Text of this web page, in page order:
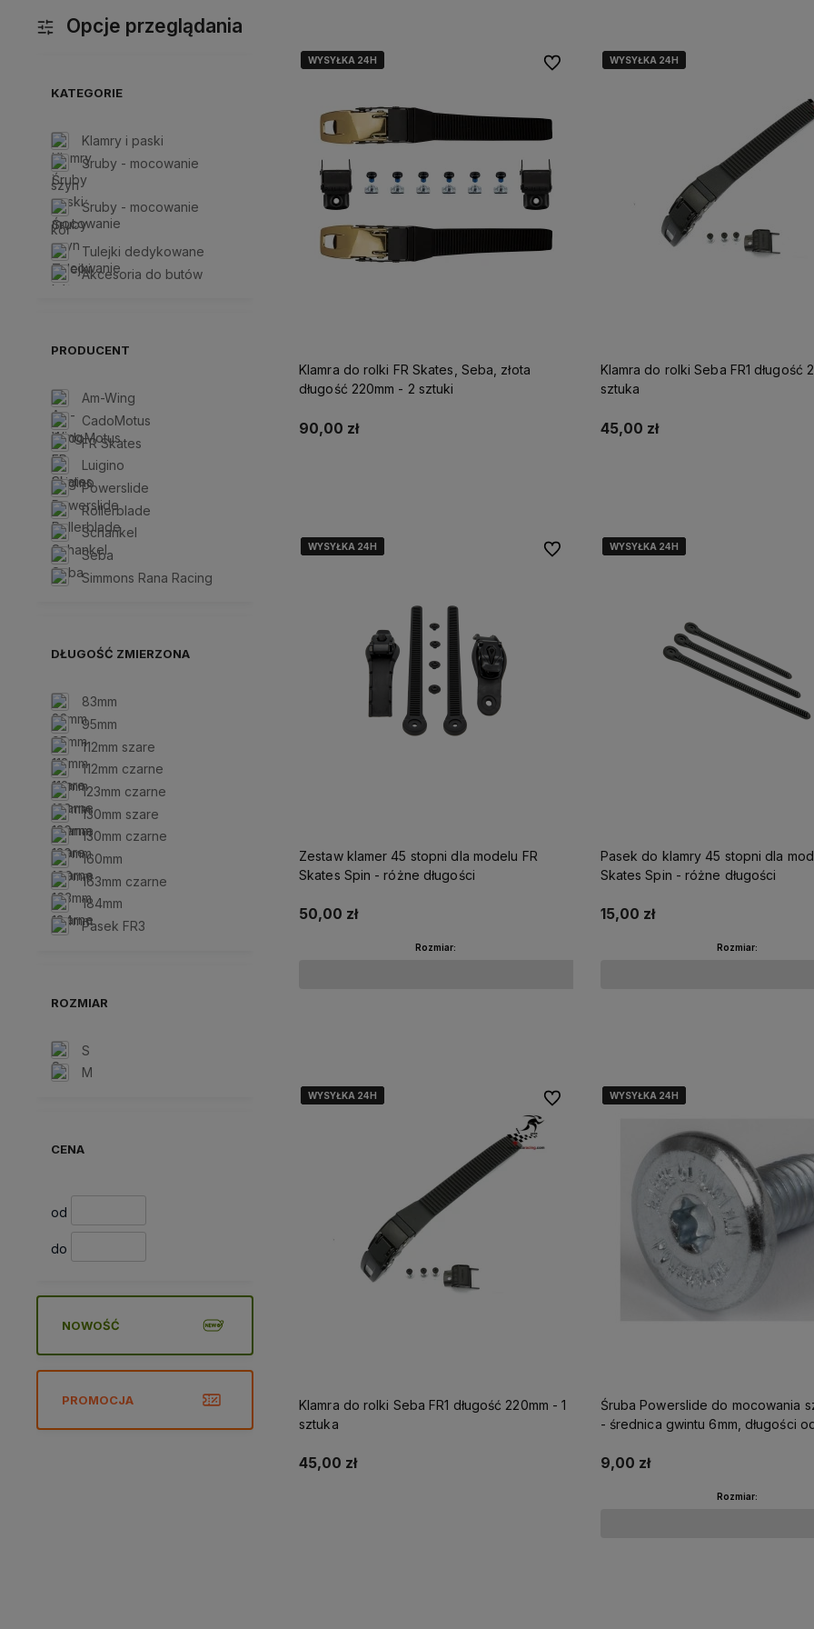
Opcje przeglądania
KATEGORIE
Klamry i paski
Śruby - mocowanie
szyn
Śruby - mocowanie
kół
Tulejki dedykowane
Akcesoria do butów
PRODUCENT
Am-Wing
CadoMotus
FR Skates
Luigino
Powerslide
Rollerblade
Schankel
Seba
Simmons Rana Racing
DŁUGOŚĆ ZMIERZONA
83mm
95mm
112mm szare
112mm czarne
123mm czarne
130mm szare
130mm czarne
160mm
163mm czarne
184mm
Pasek FR3
ROZMIAR
S
M
CENA
od
do
NOWOŚĆ
PROMOCJA
WYSYŁKA 24H
WYSYŁKA 24H
Klamra do rolki FR Skates, Seba, złota
długość 220mm - 2 sztuki
90,00 zł
Do ulubionychWYSYŁKA 24H
WYSYŁKA 24H
Klamra do rolki Seba FR1 długość
sztuka
45,00 zł
WYSYŁKA 24H
WYSYŁKA 24H
WYSYŁKA 24H
WYSYŁKA 24H
Zestaw klamer 45 stopni dla modelu FR
Skates Spin - różne długości
50,00 zł
Rozmiar:
Do ulubionychWYSYŁKA 24H
WYSYŁKA 24H
WYSYŁKA 24H
WYSYŁKA 24H
Pasek do klamry 45 stopni dla
Skates Spin - różne długości
15,00 zł
Rozmiar:
WYSYŁKA 24H
WYSYŁKA 24H
WYSYŁKA 24H
WYSYŁKA 24H
Klamra do rolki Seba FR1 długość 220mm - 1
sztuka
45,00 zł
Do ulubionychWYSYŁKA 24H
WYSYŁKA 24H
WYSYŁKA 24H
WYSYŁKA 24H
Śruba Powerslide do mocowania
- średnica gwintu 6mm, długości
9,00 zł
Rozmiar: